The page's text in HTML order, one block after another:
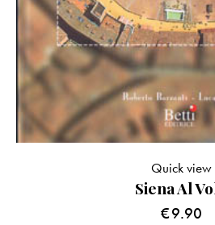
Siena Al
€9.90
Quick view